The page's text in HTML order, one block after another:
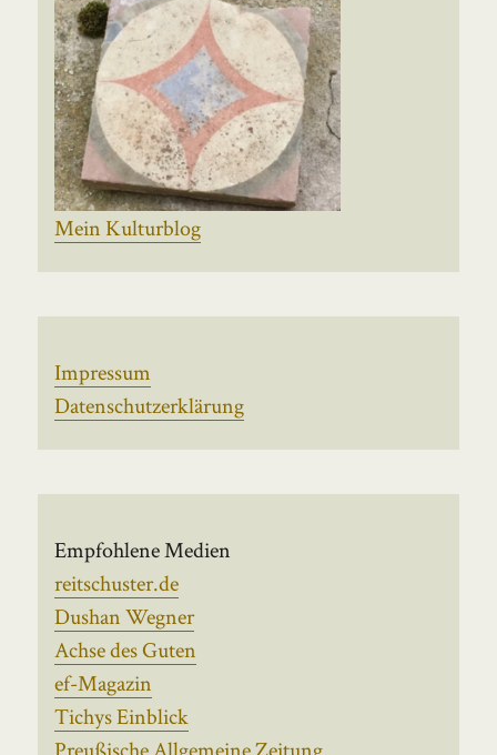
Mein Kulturblog
Impressum
Datenschutzerklärung
Empfohlene Medien
reitschuster.de
Dushan Wegner
Achse des Guten
ef-Magazin
Tichys Einblick